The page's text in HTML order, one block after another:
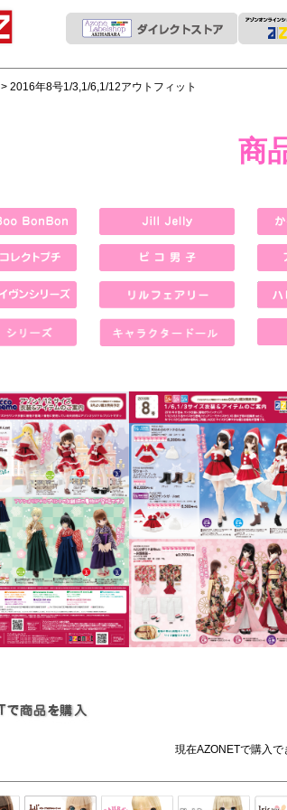
> 2016年8号1/3,1/6,1/12アウトフィット
商
現在AZONETで購入で